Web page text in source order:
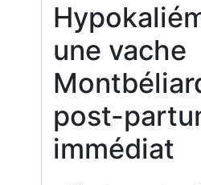
une vache
post-
immédiat